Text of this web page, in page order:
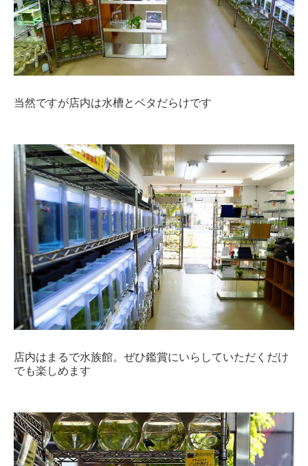
当然ですが店内は水槽とベタだらけです
店内はまるで水族館。ぜひ鑑賞にいらしていただくだけ
でも楽しめます